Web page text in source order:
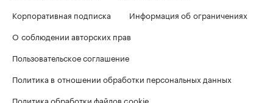
Корпоративная подписка
Информация об ограничениях
О соблюдении авторских прав
Пользовательское соглашение
Политика в отношении обработки персональных данных
Политика обработки файлов cookie